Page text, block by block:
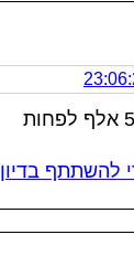
להשתתף בדיון